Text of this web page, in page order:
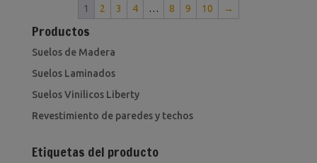
1 2 3 4 … 8 9 10 →
Productos
Suelos de Madera
Suelos Laminados
Suelos Vinilicos Liberty
Revestimiento de paredes y techos
Etiquetas del producto